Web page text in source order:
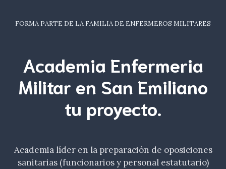
FORMA PARTE DE LA FAMILIA DE ENFERMEROS MILITARES
Academia Enfermeria
Militar en San Emiliano
tu proyecto.
Academia líder en la preparación de oposiciones
sanitarias (funcionarios y personal estatutario)